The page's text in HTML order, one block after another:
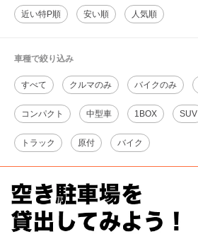
近い特P順 安い順 人気順
車種で絞り込み
すべて クルマのみ バイクのみ
コンパクト 中型車 1BOX SUV
トラック 原付 バイク